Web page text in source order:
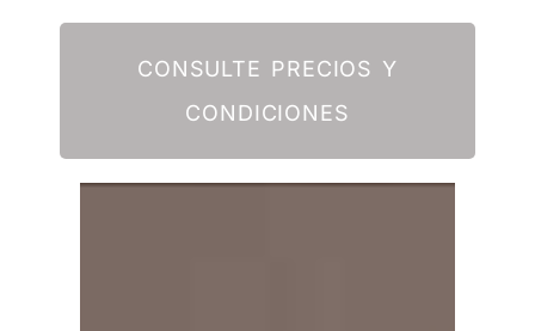
CONSULTE PRECIOS Y
CONDICIONES